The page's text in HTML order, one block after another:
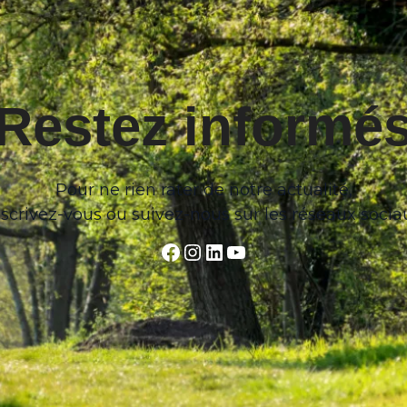
Pour ne rien rater de notre actualité,
vous ou suivez-nous sur les réseaux
Facebook
Instagram
LinkedIn
YouTube